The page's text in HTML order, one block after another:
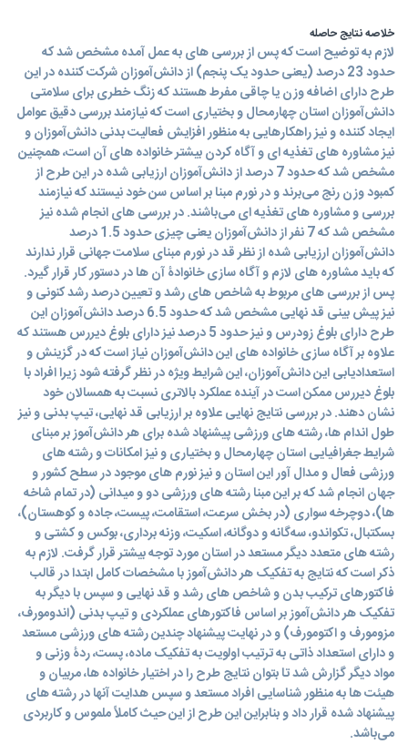
خلاصه نتایج حاصله
لازم به توضیح است که پس از بررسی های به عمل آمده مشخص شد که
حدود 23 درصد (یعنی حدود یک پنجم) از دانش‌آموزان شرکت کننده در این
طرح دارای اضافه وزن یا چاقی مفرط هستند که زنگ خطری برای سلامتی
دانش‌آموزان استان چهارمحال و بختیاری است که نیازمند بررسی دقیق عوامل
ایجاد کننده و نیز راهکارهایی به منظور افزایش فعالیت بدنی دانش‌آموزان و
نیز مشاوره های تغذیه ای و آگاه کردن بیشتر خانواده های آن است، همچنین
مشخص شد که حدود 7 درصد از دانش‌آموزان ارزیابی شده در این طرح از
کمبود وزن رنج می‌برند و در نورم مبنا بر اساس سن خود نیستند که نیازمند
بررسی و مشاوره های تغذیه ای می‌باشند. در بررسی های انجام شده نیز
مشخص شد که 7 نفر از دانش‌آموزان یعنی چیزی حدود 1.5 درصد
دانش‌آموزان ارزیابی شده از نظر قد در نورم مبنای سلامت جهانی قرار ندارند
که باید مشاوره های لازم و آگاه سازی خانوادۀ آن ها در دستور کار قرار گیرد.
پس از بررسی های مربوط به شاخص های رشد و تعیین درصد رشد کنونی و
نیز پیش بینی قد نهایی مشخص شد که حدود 6.5 درصد دانش‌آموزان این
طرح دارای بلوغ زودرس و نیز حدود 5 درصد نیز دارای بلوغ دیررس هستند که
علاوه بر آگاه سازی خانواده های این دانش‌آموزان نیاز است که در گزینش و
استعدادیابی این دانش‌آموزان، این شرایط ویژه در نظر گرفته شود زیرا افراد با
بلوغ دیررس ممکن است در آینده عملکرد بالاتری نسبت به همسالان خود
نشان دهند. در بررسی نتایج نهایی علاوه بر ارزیابی قد نهایی، تیپ بدنی و نیز
طول اندام ها، رشته های ورزشی پیشنهاد شده برای هر دانش‌آموز بر مبنای
شرایط جغرافیایی استان چهارمحال و بختیاری و نیز امکانات و رشته های
ورزشی فعال و مدال آور این استان و نیز نورم های موجود در سطح کشور و
جهان انجام شد که بر این مبنا رشته های ورزشی دو و میدانی (در تمام شاخه
ها)، دوچرخه سواری (در بخش سرعت، استقامت، پیست، جاده و کوهستان)،
بسکتبال، تکواندو، سه‌گانه و دوگانه، اسکیت، وزنه برداری، بوکس و کشتی و
رشته های متعدد دیگر مستعد در استان مورد توجه بیشتر قرار گرفت. لازم به
ذکر است که نتایج به تفکیک هر دانش‌آموز با مشخصات کامل ابتدا در قالب
فاکتورهای ترکیب بدن و شاخص های رشد و قد نهایی و سپس با دیگر به
تفکیک هر دانش‌آموز بر اساس فاکتورهای عملکردی و تیپ بدنی (اندومورف،
مزومورف و اکتومورف) و در نهایت پیشنهاد چندین رشته های ورزشی مستعد
و دارای استعداد ذاتی به ترتیب اولویت به تفکیک ماده، پست، ردۀ وزنی و
مواد دیگر گزارش شد تا بتوان نتایج طرح را در اختیار خانواده ها، مربیان و
هیئت ها به منظور شناسایی افراد مستعد و سپس هدایت آنها در رشته های
پیشنهاد شده قرار داد و بنابراین این طرح از این حیث کاملاً ملموس و کاربردی
می‌باشد.